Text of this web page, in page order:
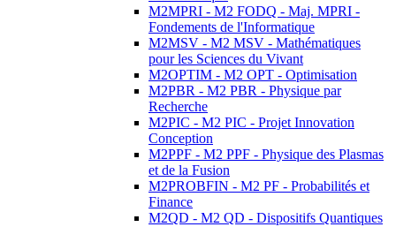
M2MPRI - M2 FODQ - Maj. MPRI -
Fondements de l'Informatique
M2MSV - M2 MSV - Mathématiques
pour les Sciences du Vivant
M2OPTIM - M2 OPT - Optimisation
M2PBR - M2 PBR - Physique par
Recherche
M2PIC - M2 PIC - Projet Innovation
Conception
M2PPF - M2 PPF - Physique des Plasmas
et de la Fusion
M2PROBFIN - M2 PF - Probabilités et
Finance
M2QD - M2 QD - Dispositifs Quantiques